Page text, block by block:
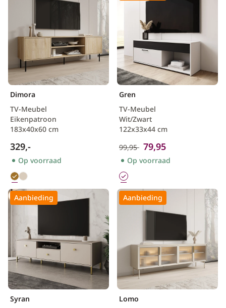
Dimora
TV-Meubel
Eikenpatroon
183x40x60 cm
329,-
Op voorraad
Gren
TV-Meubel
Wit/Zwart
122x33x44 cm
99,95 79,95
Op voorraad
Aanbieding
Syran
Aanbieding
Lomo